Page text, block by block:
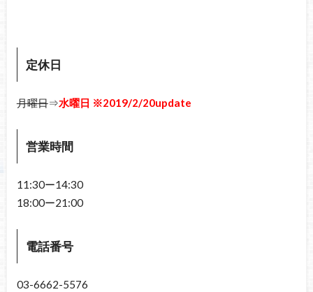
定休日
月曜日⇒水曜日 ※2019/2/20update
営業時間
11:30ー14:30
18:00ー21:00
電話番号
03-6662-5576